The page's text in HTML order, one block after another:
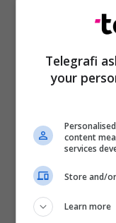
Telegrafi
your
content
services
Store and/
Learn more